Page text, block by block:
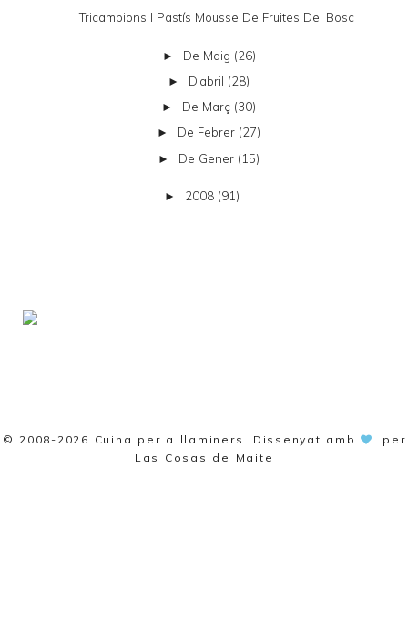
Tricampions I Pastís Mousse De Fruites Del Bosc
► De Maig (26)
► D’abril (28)
► De Març (30)
► De Febrer (27)
► De Gener (15)
► 2008 (91)
© 2008-2026 Cuina per a llaminers . Dissenyat amb
per
Las Cosas de Maite